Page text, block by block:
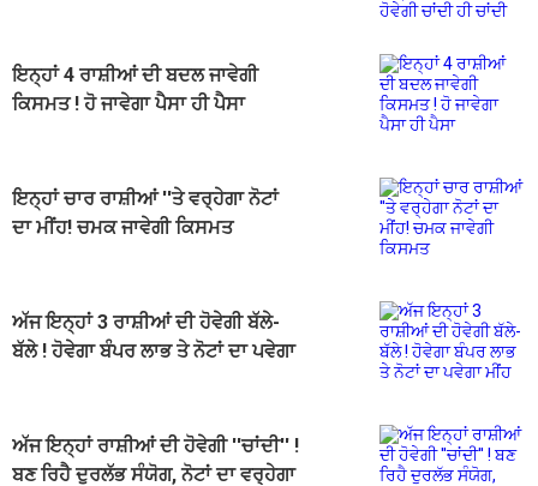
ਇਨ੍ਹਾਂ 4 ਰਾਸ਼ੀਆਂ ਦੀ ਬਦਲ ਜਾਵੇਗੀ
ਕਿਸਮਤ ! ਹੋ ਜਾਵੇਗਾ ਪੈਸਾ ਹੀ ਪੈਸਾ
ਇਨ੍ਹਾਂ ਚਾਰ ਰਾਸ਼ੀਆਂ ''ਤੇ ਵਰ੍ਹੇਗਾ ਨੋਟਾਂ
ਦਾ ਮੀਂਹ! ਚਮਕ ਜਾਵੇਗੀ ਕਿਸਮਤ
ਅੱਜ ਇਨ੍ਹਾਂ 3 ਰਾਸ਼ੀਆਂ ਦੀ ਹੋਵੇਗੀ ਬੱਲੇ-
ਬੱਲੇ ! ਹੋਵੇਗਾ ਬੰਪਰ ਲਾਭ ਤੇ ਨੋਟਾਂ ਦਾ ਪਵੇਗਾ
ਅੱਜ ਇਨ੍ਹਾਂ ਰਾਸ਼ੀਆਂ ਦੀ ਹੋਵੇਗੀ ''ਚਾਂਦੀ'' !
ਬਣ ਰਿਹੈ ਦੁਰਲੱਭ ਸੰਯੋਗ, ਨੋਟਾਂ ਦਾ ਵਰ੍ਹੇਗਾ